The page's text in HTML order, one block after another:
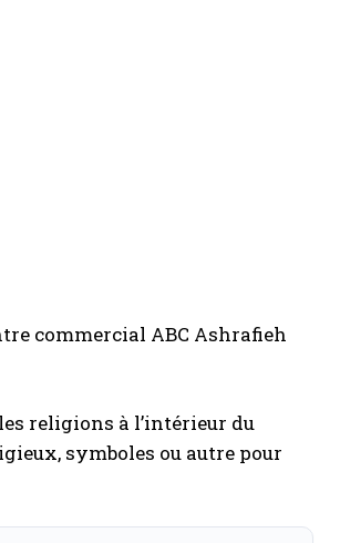
commercial ABC Ashrafieh
religions à l’intérieur du
symboles ou autre pour